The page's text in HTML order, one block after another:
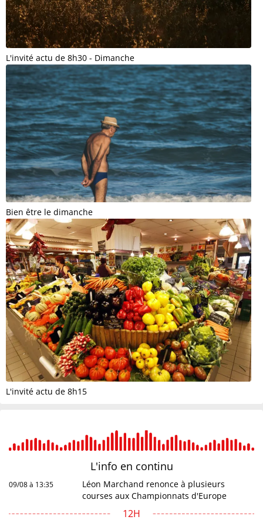
L'invité actu de 8h30 - Dimanche
Bien être le dimanche
L'invité actu de 8h15
L'info en continu
09/08 à 13:35
Léon Marchand renonce à plusieurs
courses aux Championnats d'Europe
12H